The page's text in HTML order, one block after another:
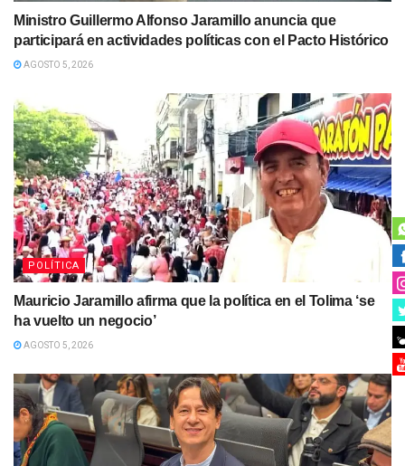
Ministro Guillermo Alfonso Jaramillo anuncia que
participará en actividades políticas con el Pacto Histórico
AGOSTO 5, 2026
POLÍTICA
Mauricio Jaramillo afirma que la política en el Tolima ‘se
ha vuelto un negocio’
AGOSTO 5, 2026